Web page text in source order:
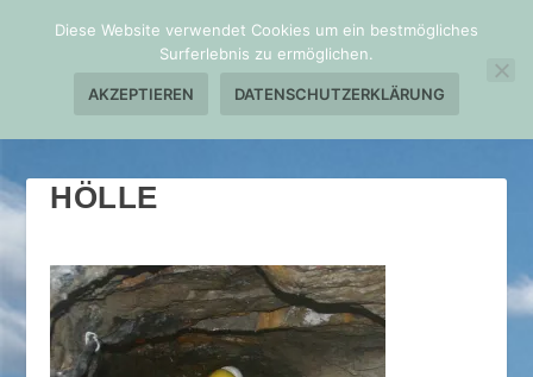
HÖLLE
Diese Website verwendet Cookies um ein bestmögliches
Surferlebnis zu ermöglichen.
AKZEPTIEREN DATENSCHUTZERKLÄRUNG